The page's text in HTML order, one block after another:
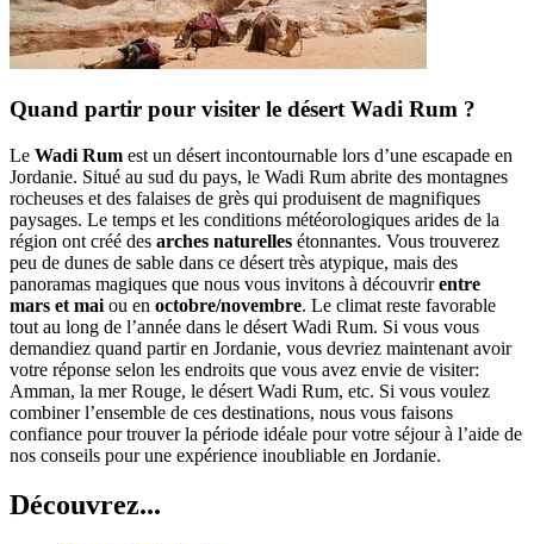
Quand partir pour visiter le désert Wadi Rum ?
Le Wadi Rum est un désert incontournable lors d’une escapade en
Jordanie. Situé au sud du pays, le Wadi Rum abrite des montagnes
rocheuses et des falaises de grès qui produisent de magnifiques
paysages. Le temps et les conditions météorologiques arides de la
région ont créé des arches naturelles étonnantes. Vous trouverez
peu de dunes de sable dans ce désert très atypique, mais des
panoramas magiques que nous vous invitons à découvrirentre
mars et mai ou en octobre/novembre. Le climat reste favorable
tout au long de l’année dans le désert Wadi Rum. Si vous vous
demandiez quand partir en Jordanie, vous devriez maintenant avoir
votre réponse selon les endroits que vous avez envie de visiter:
Amman, la mer Rouge, le désert Wadi Rum, etc. Si vous voulez
combiner l’ensemble de ces destinations, nous vous faisons
confiance pour trouver la période idéale pour votre séjour à l’aide de
nos conseils pour une expérience inoubliable en Jordanie.
Découvrez...